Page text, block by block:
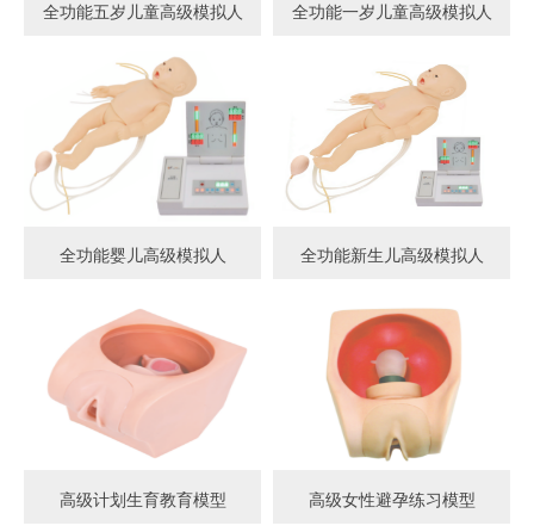
全功能五岁儿童高级模拟人 全功能一岁儿童高级模拟人
全功能婴儿高级模拟人 全功能新生儿高级模拟人
高级计划生育教育模型 高级女性避孕练习模型